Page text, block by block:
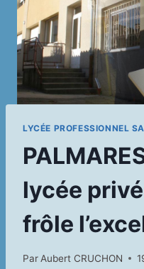
LYCÉE PROFESSIONNEL
lycée
frôle
Par Aubert CRUCHON